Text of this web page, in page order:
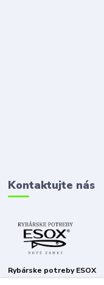
Kontaktujte nás
Rybárske potreby ESOX